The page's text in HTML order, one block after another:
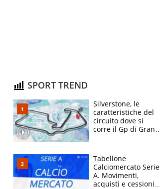
SPORT TREND
Silverstone, le
caratteristiche del
circuito dove si
corre il Gp di Gran
Tabellone
Calciomercato Serie
A. Movimenti,
acquisti e cessioni: